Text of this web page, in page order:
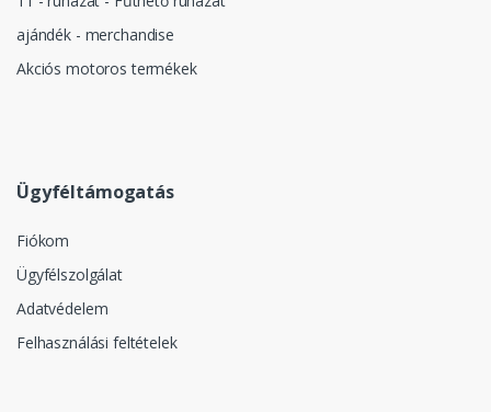
ajándék - merchandise
Akciós motoros termékek
Ügyféltámogatás
Fiókom
Ügyfélszolgálat
Adatvédelem
Felhasználási feltételek